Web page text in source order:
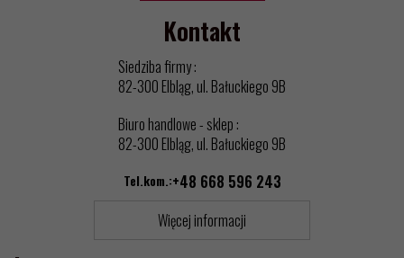
Kontakt
Siedziba firmy :
82-300 Elbląg, ul. Bałuckiego 9B
Biuro handlowe - sklep :
82-300 Elbląg, ul. Bałuckiego 9B
Tel.kom.:+48 668 596 243
Więcej informacji